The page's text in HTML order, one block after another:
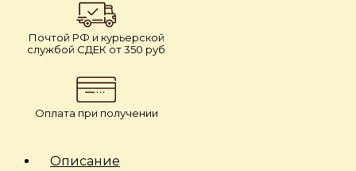
Почтой РФ и курьерской
службой СДЕК от 350 руб
Оплата при получении
Описание